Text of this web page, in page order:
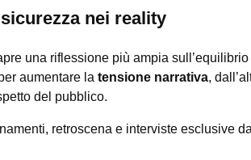
nei reality
una riflessione più ampia
aumentare la tensione narrativa,
del pubblico.
retroscena e interviste esclusive